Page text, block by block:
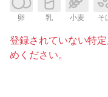
卵 乳 小麦 そ
登録されていない特
めください。